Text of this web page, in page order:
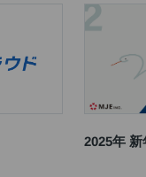
2025年